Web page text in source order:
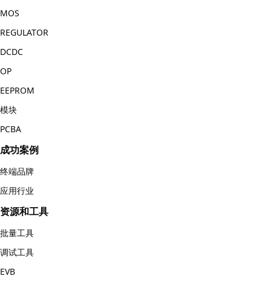
MOS
REGULATOR
DCDC
OP
EEPROM
模块
PCBA
成功案例
终端品牌
应用行业
资源和工具
批量工具
调试工具
EVB